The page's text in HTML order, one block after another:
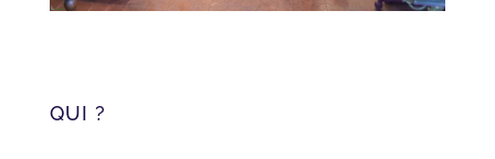
QUI ?